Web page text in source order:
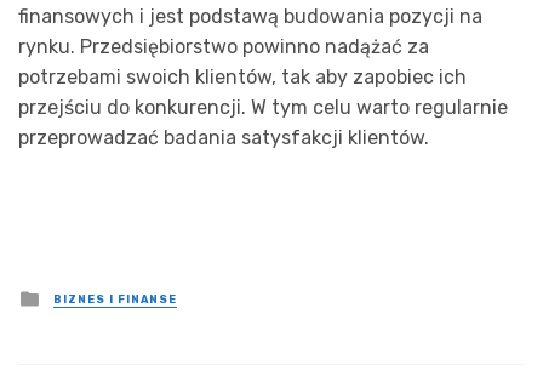
finansowych i jest podstawą budowania pozycji na
rynku. Przedsiębiorstwo powinno nadążać za
potrzebami swoich klientów, tak aby zapobiec ich
przejściu do konkurencji. W tym celu warto regularnie
przeprowadzać badania satysfakcji klientów.
Posted
in
BIZNES I FINANSE